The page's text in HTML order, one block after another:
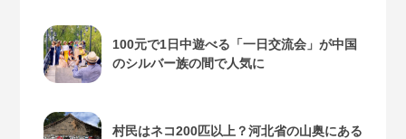
100元で1日中遊べる「一日交流会」が中国
のシルバー族の間で人気に
村民はネコ200匹以上？河北省の山奥にある